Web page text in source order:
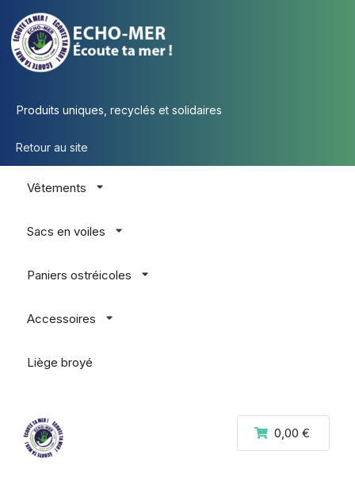
Produits uniques, recyclés et solidaires
Retour au site
Vêtements
Sacs en voiles
Paniers ostréicoles
Accessoires
Liège broyé
0,00 €